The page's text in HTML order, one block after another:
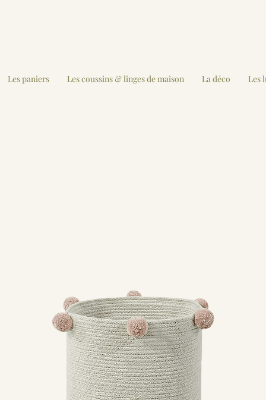
Les paniers Les coussins & linges de maison La déco Les